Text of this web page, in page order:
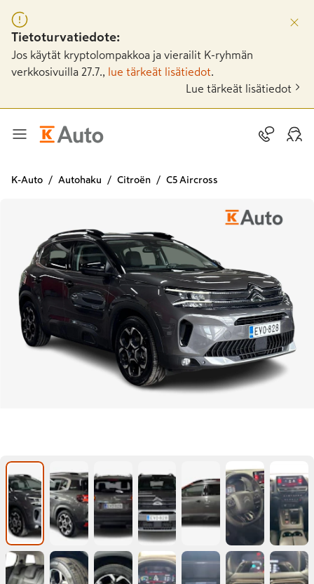
Tietoturvatiedote:
Jos käytät kryptolompakkoa ja vierailit K-ryhmän
verkkosivuilla 27.7.,
lue tärkeät lisätiedot
Lue tärkeät lisätiedot
K-Auto Autohaku Citroën C5 Aircross